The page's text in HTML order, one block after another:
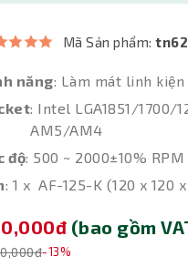
Mã Sản phẩm:
năng: Làm mát linh
: Intel LGA1851/1700/
AM5/AM4
độ: 500 ~ 2000±10% RPM
: 1 x AF-125-K (120 x 120
(bao gồm
-13%